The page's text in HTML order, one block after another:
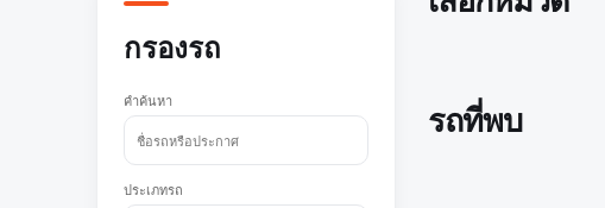
กรองรถ
คำค้นหา
ประเภทรถ
รถที่พบ